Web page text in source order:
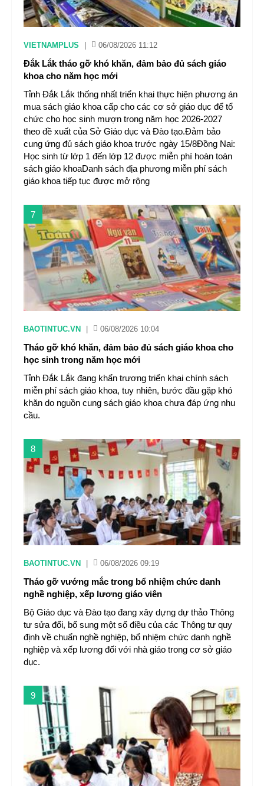
VIETNAMPLUS 06/08/2026 11:12
Đắk Lắk tháo gỡ khó khăn, đảm bảo đủ sách giáo
khoa cho năm học mới
Tỉnh Đắk Lắk thống nhất triển khai thực hiện phương án
mua sách giáo khoa cấp cho các cơ sở giáo dục để tổ
chức cho học sinh mượn trong năm học 2026-2027
theo đề xuất của Sở Giáo dục và Đào tạo.Đảm bảo
cung ứng đủ sách giáo khoa trước ngày 15/8Đồng Nai:
Học sinh từ lớp 1 đến lớp 12 được miễn phí hoàn toàn
sách giáo khoaDanh sách địa phương miễn phí sách
giáo khoa tiếp tục được mở rộng
7
BAOTINTUC.VN 06/08/2026 10:04
Tháo gỡ khó khăn, đảm bảo đủ sách giáo khoa cho
học sinh trong năm học mới
Tỉnh Đắk Lắk đang khẩn trương triển khai chính sách
miễn phí sách giáo khoa, tuy nhiên, bước đầu gặp khó
khăn do nguồn cung sách giáo khoa chưa đáp ứng nhu
cầu.
8
BAOTINTUC.VN 06/08/2026 09:19
Tháo gỡ vướng mắc trong bổ nhiệm chức danh
nghề nghiệp, xếp lương giáo viên
Bộ Giáo dục và Đào tạo đang xây dựng dự thảo Thông
tư sửa đổi, bổ sung một số điều của các Thông tư quy
định về chuẩn nghề nghiệp, bổ nhiệm chức danh nghề
nghiệp và xếp lương đối với nhà giáo trong cơ sở giáo
dục.
9